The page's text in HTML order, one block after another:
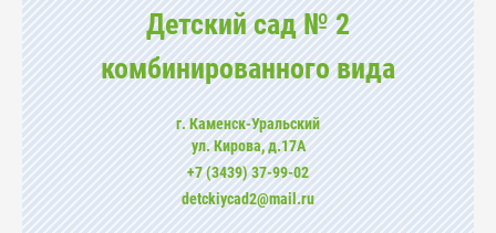
Детский сад № 2
комбинированного вида
г. Каменск-Уральский
ул. Кирова, д.17А
+7 (3439) 37-99-02
detckiycad2@mail.ru